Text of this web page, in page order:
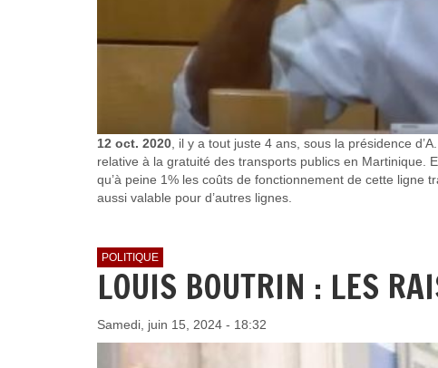
12 oct. 2020, il y a tout juste 4 ans, sous la présidence
relative à la gratuité des transports publics en Martinique.
qu’à peine 1% les coûts de fonctionnement de cette ligne
aussi valable pour d’autres lignes.
POLITIQUE
LOUIS BOUTRIN : LES
Samedi, juin 15, 2024 - 18:32